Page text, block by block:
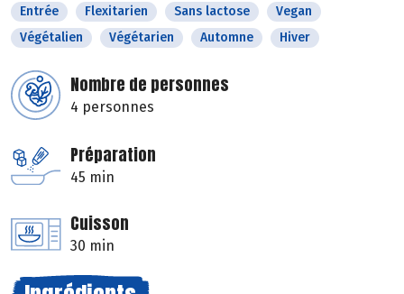
Entrée Flexitarien Sans lactose
Vegan
Végétalien
Végétarien Automne Hiver
Nombre de personnes
4 personnes
Préparation
45 min
Cuisson
30 min